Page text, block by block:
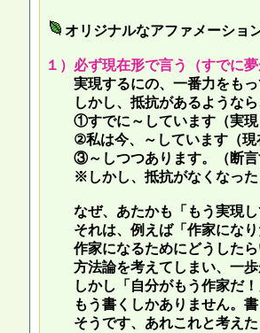
オリジナルなアファメーショ
１）必ず現在形で言う（すでに
実現するにの、一番力をもっ
しかし、抵抗があるような
①すでに～しています（実現
②私は今、～しています（現
③～しつつあります。（断言
※しかし、抵抗がなくなった
なぜ、あたかも「もう実現し
それは、例えば「作家になり
作家になるためにどうしたら
方法論を考えてしまい、一歩
しかし「自分がもう作家だ！
もう書くしかありません。書
そうです、あれこれと考えた